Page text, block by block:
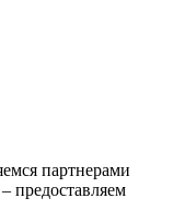
партнерами
предоставляем